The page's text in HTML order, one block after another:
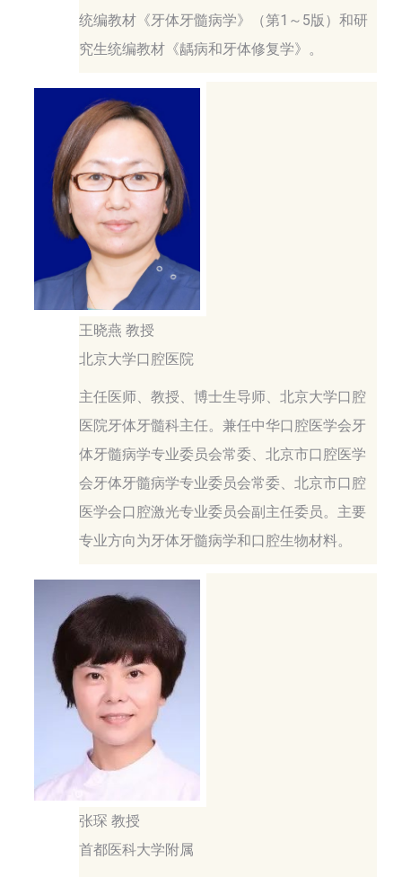
统编教材《牙体牙髓病学》（第1～5版）和研
究生统编教材《龋病和牙体修复学》。
王晓燕 教授
北京大学口腔医院
主任医师、教授、博士生导师、北京大学口腔
医院牙体牙髓科主任。兼任中华口腔医学会牙
体牙髓病学专业委员会常委、北京市口腔医学
会牙体牙髓病学专业委员会常委、北京市口腔
医学会口腔激光专业委员会副主任委员。主要
专业方向为牙体牙髓病学和口腔生物材料。
张琛 教授
首都医科大学附属